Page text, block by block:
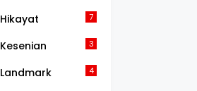
Hikayat 7
Kesenian 3
Landmark 4